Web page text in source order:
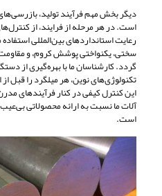
دیگر بخش مهم فرآیند تولید،
است. در هر مرحله از فرایند، از
رعایت استانداردهای بین‌المللی
سختی، یکنواختی پوشش کروم، و
گردد. کارشناسان ما با بهره‌گیری از
تکنولوژی‌های نوین، هر میلگرد را
این کنترل کیفی در کنار فرآیند‌های
آلات ما نسبت به ارائه محصولاتی
است.